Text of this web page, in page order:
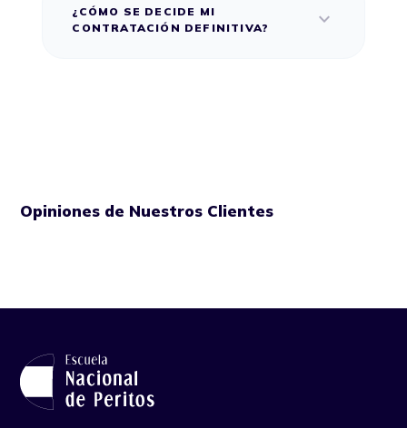
¿CÓMO SE DECIDE MI
CONTRATACIÓN DEFINITIVA?
expand_more
Opiniones de Nuestros Clientes